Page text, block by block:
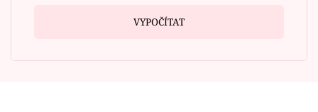
VYPOČÍTAT